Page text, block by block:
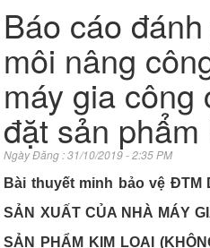
Báo cáo
môi nâng
máy gia công
đặt sản phẩm
Ngày Đăng : 31/10/2019 - 2:35 PM
Bài thuyết minh bảo vệ ĐTM
SẢN XUẤT CỦA NHÀ MÁY
SẢN PHẨM KIM LOẠI